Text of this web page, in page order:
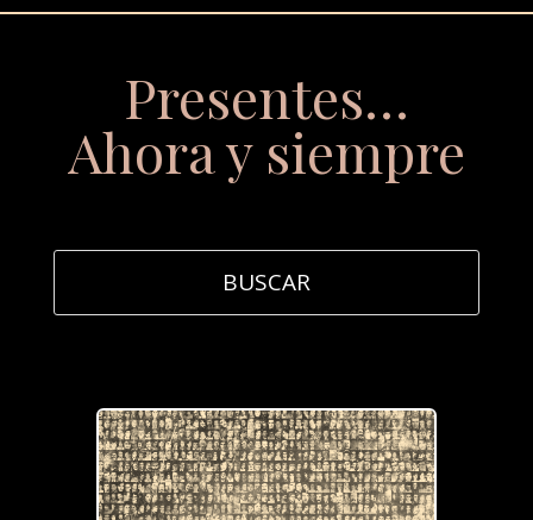
Presentes…
Ahora y siempre